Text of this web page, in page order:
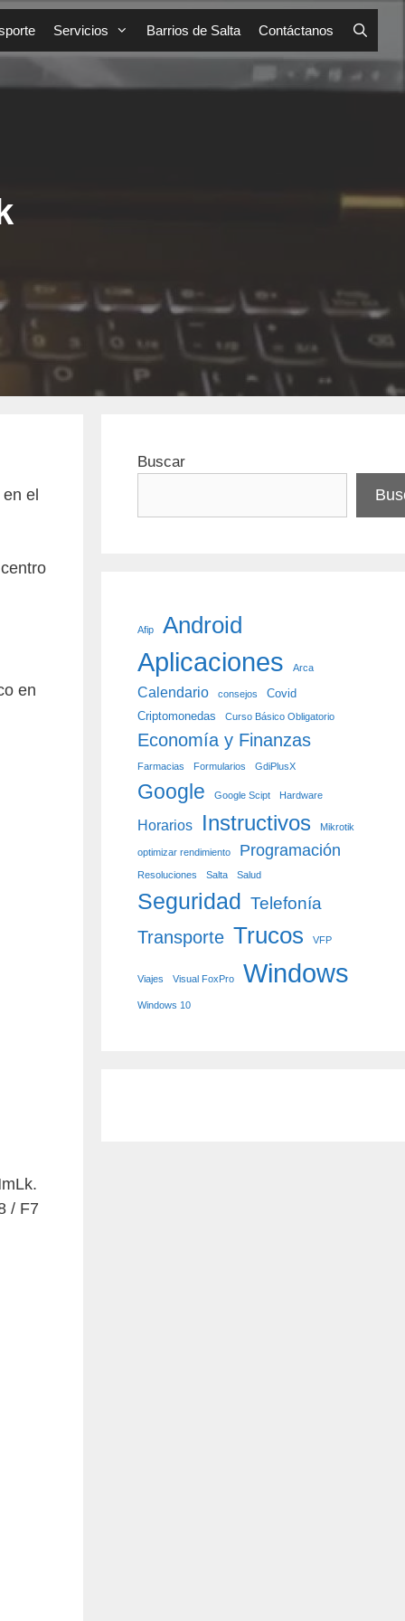
Servicios Barrios de Salta Contáctanos
el
en
/ F7
Buscar
Afip Android
Aplicaciones Arca
Calendario consejos
Covid
Criptomonedas
Curso Básico Obligatorio
Economía y Finanzas
Farmacias Formularios GdiPlusX
Google Google Scipt Hardware
Horarios Instructivos Mikrotik
optimizar rendimiento Programación
Resoluciones Salta Salud
Seguridad Telefonía
Transporte Trucos VFP
Viajes Visual FoxPro Windows
Windows 10